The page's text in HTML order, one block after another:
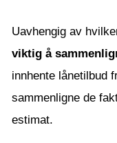
Uavhengig av
viktig å
innhente lånetilbud
sammenligne de
estimat.